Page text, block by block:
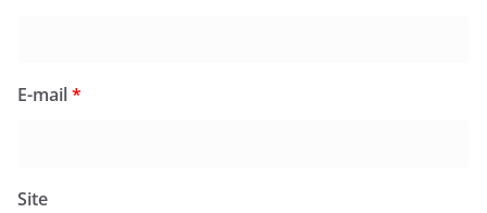
E-mail*
Site